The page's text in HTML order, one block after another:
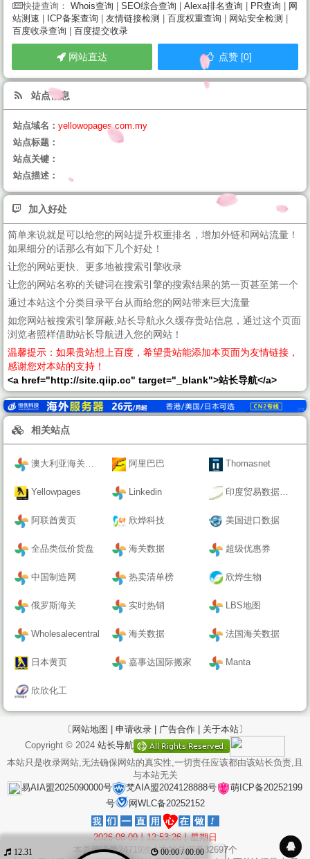
快捷查询： Whois查询 SEO综合查询 Alexa排名查询 PR查询
网
站测速
ICP备案查询 友情链接检测 百度权重查询 网站安全检测
百度收录查询
百度提交收录
网站直达 点赞 [0]
站点信息
站点域名： yellowopages.com.my
站点标题：
站点关键：
站点描述：
加入好处
简单来说就是可以给您的网站提升权重排名，增加外链和网站流量！
如果细分的话那么有如下几个好处！
让您的网站更快、更多地被搜索引擎收录
让您的网站名称的关键词在搜索引擎的搜索结果的第一页甚至第一个
通过本站这个分类目录平台从而给您的网站带来巨大流量
如您网站被搜索引擎屏蔽,站长导航永久缓存贵站信息，通过这个页面
浏览者照样借助站长导航进入您的网站！
温馨提示：如果贵站想上百度，希望贵站能添加本页面为友情链接，
感谢您对本站的支持！
<a href="http://site.qiip.cc" target="_blank">站长导航</a>
相关站点
澳大利亚海关数据 阿里巴巴 Thomasnet
Yellowpages Linkedin 印度贸易数据门户
阿联酋黄页 欣烨科技 美国进口数据
全品类低价货盘 海关数据 超级优惠券
中国制造网 热卖清单榜 欣烨生物
俄罗斯海关 实时热销 LBS地图
Wholesalecentral 海关数据 法国海关数据
日本黄页 嘉事达国际搬家 Manta
欣欣化工
〔网站地图 | 申请收录 | 广告合作 | 关于本站〕
Copyright © 2024 站长导航
本站只是收录网站,无法确保网站的真实性,一切责任应该都由该站长负责,且
与本站无关
易AIA盟2025090000号
梵AIA盟2024128888号
萌ICP备20252199
号
网WLC备20252152
2026-08-09丨12:53:27丨星期日
本页阅读量24719 次 | 本站总IP量32697个
12.31 00:00 / 00:00